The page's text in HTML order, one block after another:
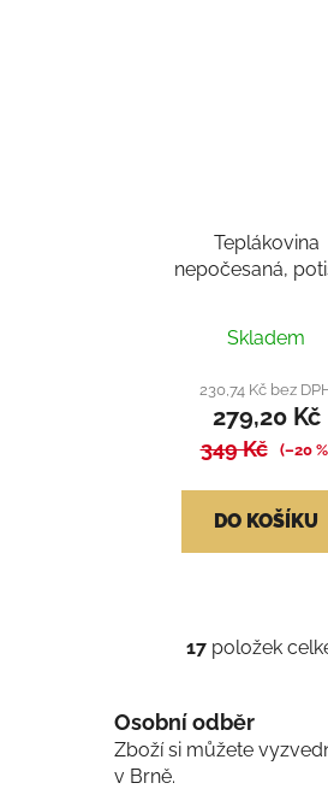
Teplákovina
nepočesaná,
Skladem
230,74 Kč bez
279,20 Kč
349 Kč (–20
DO KOŠÍKU
O
á
d
17 položek
Osobní odběr
Zboží si můžete
v Brně.